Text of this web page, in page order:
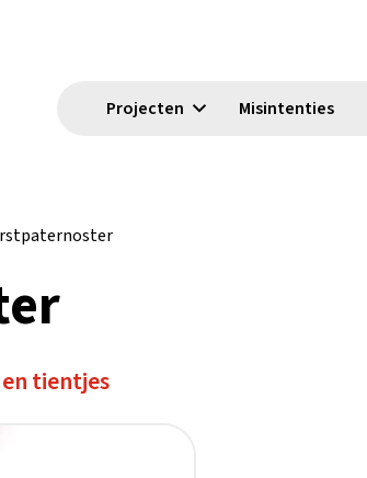
Projecten Misintenties
tientjes